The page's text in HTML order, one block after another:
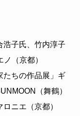
浩子氏、竹内淳子
（京都）
たちの作品展」ギ
（舞鶴）
ニエ（京都）